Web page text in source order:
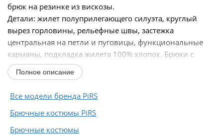
брюк на резинке из вискозы.
Детали: жилет полуприлегающего силуэта, круглый
вырез горловины, рельефные швы, застежка
центральная на петли и пуговицы, функциональные
карманы, подкладка жилета 100% хлопок. Брюки с
высокой посадкой на притачном...
Полное описание
Все модели бренда PiRS
Брючные костюмы PiRS
Брючные костюмы